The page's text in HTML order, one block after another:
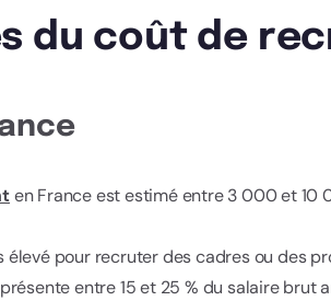
du coût de
en France est estimé entre 3 000 et 10
pour recruter des cadres ou des
entre 15 et 25 % du salaire brut